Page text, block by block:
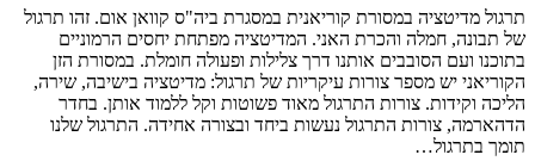
תרגול מדיטציה במסורת קוריאנית במסגרת ביה"ס קוואן אום. זהו תרגול
של תבונה, חמלה והכרת האני. המדיטציה מפתחת יחסים הרמוניים
בתוכנו ועם הסובבים אותנו דרך צלילות ופעולה חומלת. במסורת הזן
הקוריאני יש מספר צורות עיקריות של תרגול: מדיטציה בישיבה, שירה,
הליכה וקידות. צורות התרגול מאוד פשוטות וקל ללמוד אותן. בחדר
הדהארמה, צורות התרגול נעשות ביחד ובצורה אחידה. התרגול שלנו
תומך בתרגול…